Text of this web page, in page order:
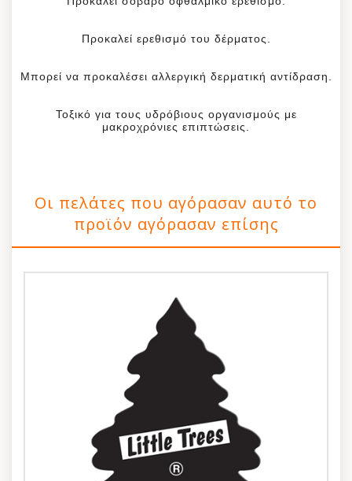
Ιδανικό για πλυντήρια, γκαράζ, μπάνια και
διαθέσιμα σε πολλά διαφορετικά σχέδια και
αγαπημένο σας άρωμα.
Προκαλεί ερεθισμό του δέρματος.
Μπορεί να προκαλέσει αλλεργική δερματική αντίδραση.
Τοξικό για τους υδρόβιους οργανισμούς με
μακροχρόνιες επιπτώσεις.
Οι πελάτες που αγόρασαν αυτό το
προϊόν αγόρασαν επίσης